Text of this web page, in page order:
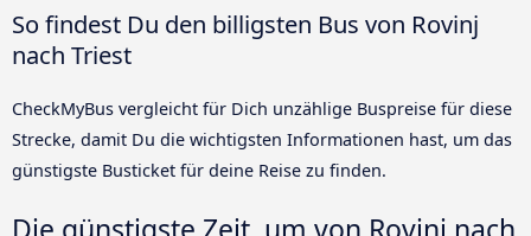
So findest Du den billigsten Bus von Rovinj
nach Triest
CheckMyBus vergleicht für Dich unzählige Buspreise für diese
Strecke, damit Du die wichtigsten Informationen hast, um das
günstigste Busticket für deine Reise zu finden.